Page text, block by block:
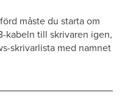
måste du starta om
kabeln till skrivaren igen,
skrivarlista med namnet